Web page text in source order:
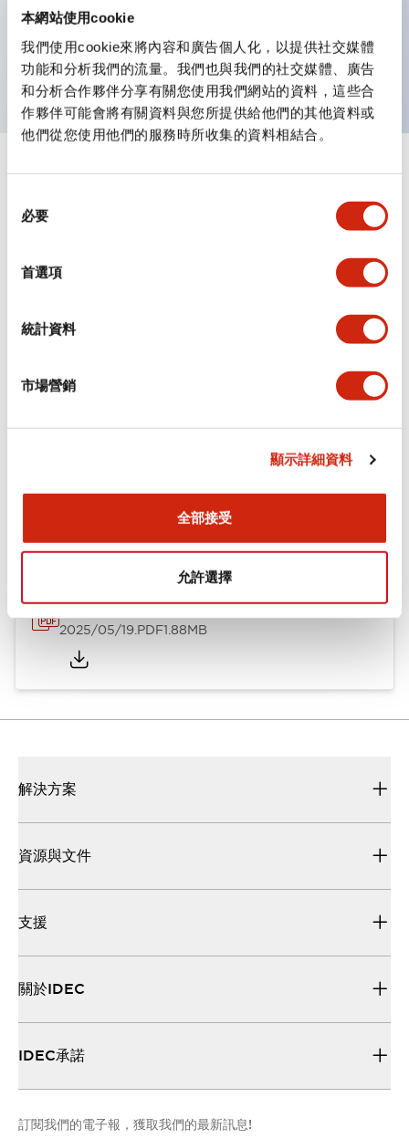
本網站使用cookie
我們使用cookie來將內容和廣告個人化，以提供社交媒體
功能和分析我們的流量。我們也與我們的社交媒體、廣告
和分析合作夥伴分享有關您使用我們網站的資料，這些合
作夥伴可能會將有關資料與您所提供給他們的其他資料或
他們從您使用他們的服務時所收集的資料相結合。
必要
首選項
統計資料
市場營銷
顯示詳細資料
全部接受
允許選擇
作業性提升的背部端子方式
全系列統一為22mm軀幹長度的平坦端子面
UL・CSA 認證品
規格 顯示全部+
審美規範
環境規範
2025/05/19.PDF1.88MB
解決方案
資源與文件
支援
關於IDEC
IDEC承諾
訂閱我們的電子報，獲取我們的最新訊息!